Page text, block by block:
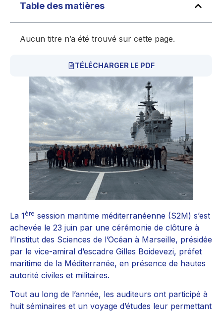
Table des matières
Aucun titre n’a été trouvé sur cette page.
TÉLÉCHARGER LE PDF
La 1ère session maritime méditerranéenne (S2M) s’est
achevée le 23 juin par une cérémonie de clôture à
l’Institut des Sciences de l’Océan à Marseille, présidée
par le vice-amiral d’escadre Gilles Boidevezi, préfet
maritime de la Méditerranée, en présence de hautes
autorité civiles et militaires.
Tout au long de l’année, les auditeurs ont participé à
huit séminaires et un voyage d’études leur permettant